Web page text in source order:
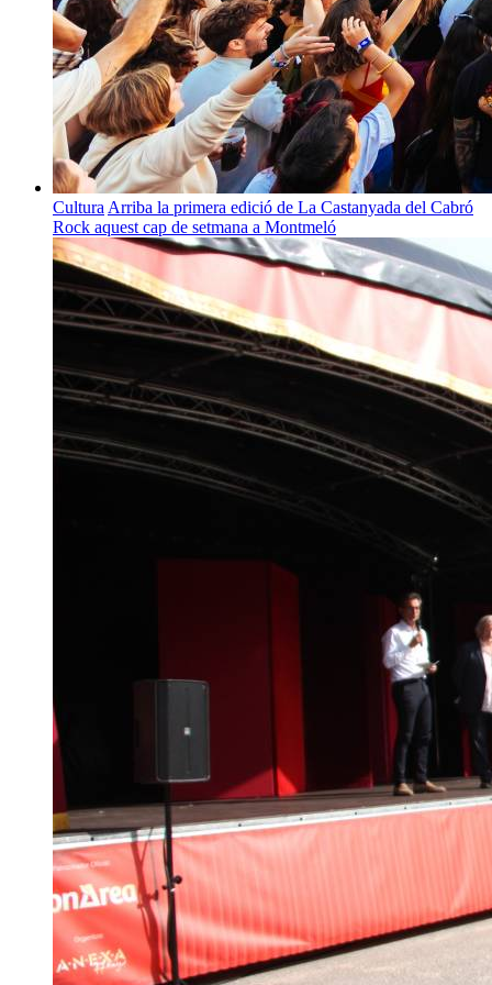
Cultura Arriba la primera edició de La Castanyada del Cabró
Rock aquest cap de setmana a Montmeló